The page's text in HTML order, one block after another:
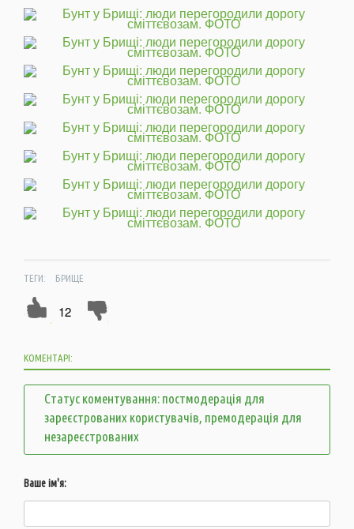
ТЕГИ: БРИЩЕ
12
КОМЕНТАРІ:
Статус коментування: постмодерація для
зареєстрованих користувачів, премодерація для
незареєстрованих
Ваше ім'я: